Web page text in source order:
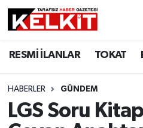
RESMİ İLANLAR TOKAT
HABERLER GÜNDEM
LGS Soru